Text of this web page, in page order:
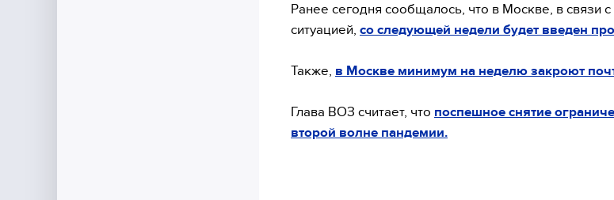
Ранее сегодня сообщалось, что в Москве, в связи
ситуацией, со следующей недели будет введен
Также, в Москве минимум на неделю закроют
Глава ВОЗ считает, что поспешное снятие
второй волне пандемии.